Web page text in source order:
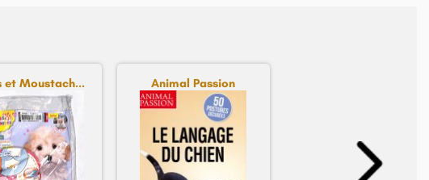
et Moustach... Animal Passion